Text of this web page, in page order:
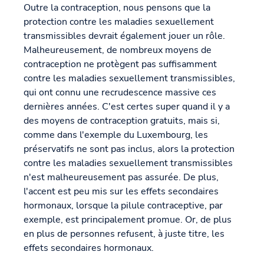
Outre la contraception, nous pensons que la
protection contre les maladies sexuellement
transmissibles devrait également jouer un rôle.
Malheureusement, de nombreux moyens de
contraception ne protègent pas suffisamment
contre les maladies sexuellement transmissibles,
qui ont connu une recrudescence massive ces
dernières années. C'est certes super quand il y a
des moyens de contraception gratuits, mais si,
comme dans l'exemple du Luxembourg, les
préservatifs ne sont pas inclus, alors la protection
contre les maladies sexuellement transmissibles
n'est malheureusement pas assurée. De plus,
l'accent est peu mis sur les effets secondaires
hormonaux, lorsque la pilule contraceptive, par
exemple, est principalement promue. Or, de plus
en plus de personnes refusent, à juste titre, les
effets secondaires hormonaux.